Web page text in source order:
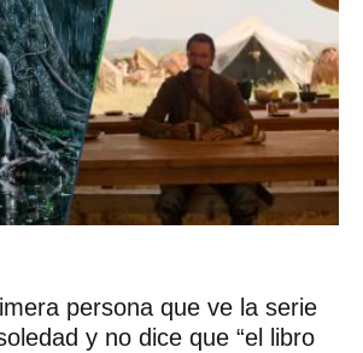
persona que ve la serie
y no dice que “el libro